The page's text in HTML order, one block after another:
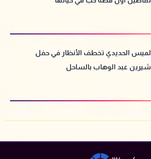
لميس الحديدي تخطف الأنظار في حفل
شيرين عبد الوهاب بالساحل